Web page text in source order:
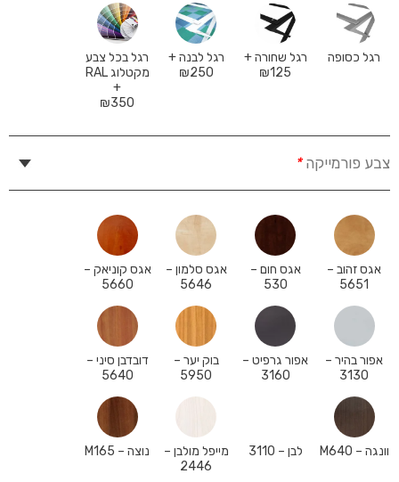
רגל כסופה
רגל שחורה +
₪125
רגל לבנה +
₪250
רגל בכל צבע
מקטלוג RAL
+
₪350
צבע פורמייקה*
אגס זהוב –
5651
אגס חום –
530
אגס סלמון –
5646
אגס קוניאק –
5660
אפור בהיר –
3130
אפור גרפיט –
3160
בוק יער –
5950
דובדבן סיני –
5640
וונגה – M640 לבן – 3110
מייפל מולבן –
2446
נוצה – M165